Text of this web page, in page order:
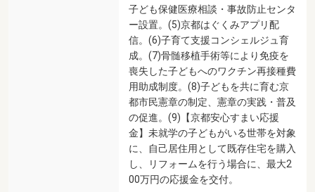
子ども保健医療相談・事故防止センタ
ー設置。(5)京都はぐくみアプリ配
信。(6)子育て支援コンシェルジュ育
成。(7)骨髄移植手術等により免疫を
喪失した子どもへのワクチン再接種費
用助成制度。(8)子どもを共に育む京
都市民憲章の制定、憲章の実践・普及
の促進。(9)【京都安心すまい応援
金】未就学の子どもがいる世帯を対象
に、自己居住用として既存住宅を購入
し、リフォームを行う場合に、最大2
00万円の応援金を交付。